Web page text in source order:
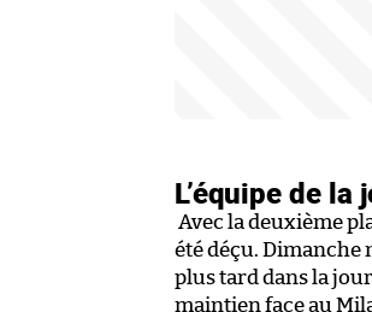
L’équipe de
Avec la deuxième
été déçu. Dimanche
plus tard dans la
maintien face au